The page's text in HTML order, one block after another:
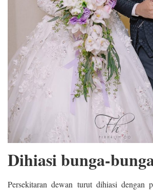
Dihiasi bunga-
Persekitaran dewan turut dihiasi dengan